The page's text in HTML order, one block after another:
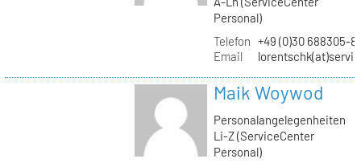
Personal)
Telefon +49 (0)30 688305-
Email
Maik Woywod
Personalangelegenheiten
Li-Z (ServiceCenter
Personal)